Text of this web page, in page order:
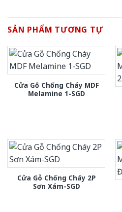
SẢN PHẨM TƯƠNG TỰ
Cửa Gỗ Chống Cháy MDF
Melamine 1-SGD
Cửa Gỗ Chống Cháy 2P
Sơn Xám-SGD